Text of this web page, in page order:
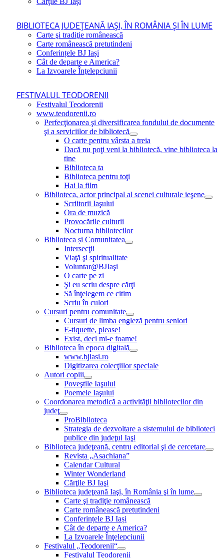
BIBLIOTECA JUDEŢEANĂ IAŞI, ÎN ROMÂNIA ŞI ÎN LUME
Carte şi tradiţie românească
Carte românească pretutindeni
Conferințele BJ Iași
Cât de departe e America?
La Izvoarele Înţelepciunii
FESTIVALUL TEODORENII
Festivalul Teodorenii
www.teodorenii.ro
Perfecţionarea şi diversificarea fondului de documente
şi a serviciilor de bibliotecă
O carte pentru vârsta a treia
Dacă nu poţi veni la bibliotecă, vine biblioteca la
tine
Biblioteca ta
Biblioteca pentru toţi
Hai la film
Biblioteca, actor principal al scenei culturale ieşene
Scriitorii Iaşului
Ora de muzică
Provocările culturii
Nocturna bibliotecilor
Biblioteca și Comunitatea
Intersecţii
Viaţă şi spiritualitate
Voluntar@BJIaşi
O carte pe zi
Şi eu scriu despre cărţi
Să înţelegem ce citim
Scriu în culori
Cursuri pentru comunitate
Cursuri de limba engleză pentru seniori
E-tiquette, please!
Exist, deci mi-e foame!
Biblioteca în epoca digitală
www.bjiasi.ro
Digitizarea colecţiilor speciale
Autori copiii
Poveştile Iaşului
Poemele Iaşului
Coordonarea metodică a activităţii bibliotecilor din
judeţ
ProBiblioteca
Strategia de dezvoltare a sistemului de biblioteci
publice din judeţul Iaşi
Biblioteca judeţeană, centru editorial şi de cercetare
Revista „Asachiana”
Calendar Cultural
Winter Wonderland
Cărţile BJ Iaşi
Biblioteca judeţeană Iaşi, în România şi în lume
Carte şi tradiţie românească
Carte românească pretutindeni
Conferințele BJ Iași
Cât de departe e America?
La Izvoarele Înţelepciunii
Festivalul „Teodorenii“
Festivalul Teodorenii